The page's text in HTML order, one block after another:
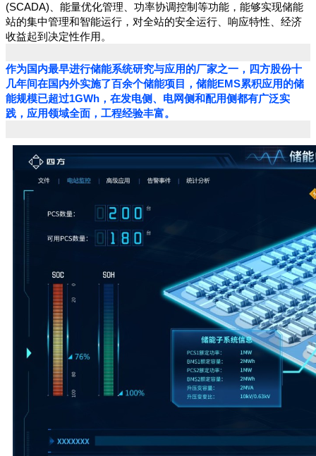
(SCADA)、能量优化管理、功率协调控制等功能，能够实现储能
站的集中管理和智能运行，对全站的安全运行、响应特性、经济
收益起到决定性作用。
作为国内最早进行储能系统研究与应用的厂家之一，四方股份十
几年间在国内外实施了百余个储能项目，储能EMS累积应用的储
能规模已超过1GWh，在发电侧、电网侧和配用侧都有广泛实
践，应用领域全面，工程经验丰富。